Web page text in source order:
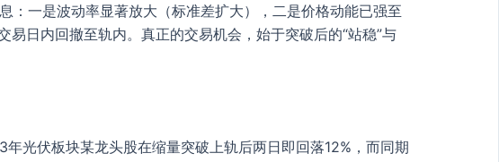
：一是波动率显著放大（标准差扩大），二是价格动能已强至
日内回撤至轨内。真正的交易机会，始于突破后的“站稳”与
光伏板块某龙头股在缩量突破上轨后两日即回落12%，而同期